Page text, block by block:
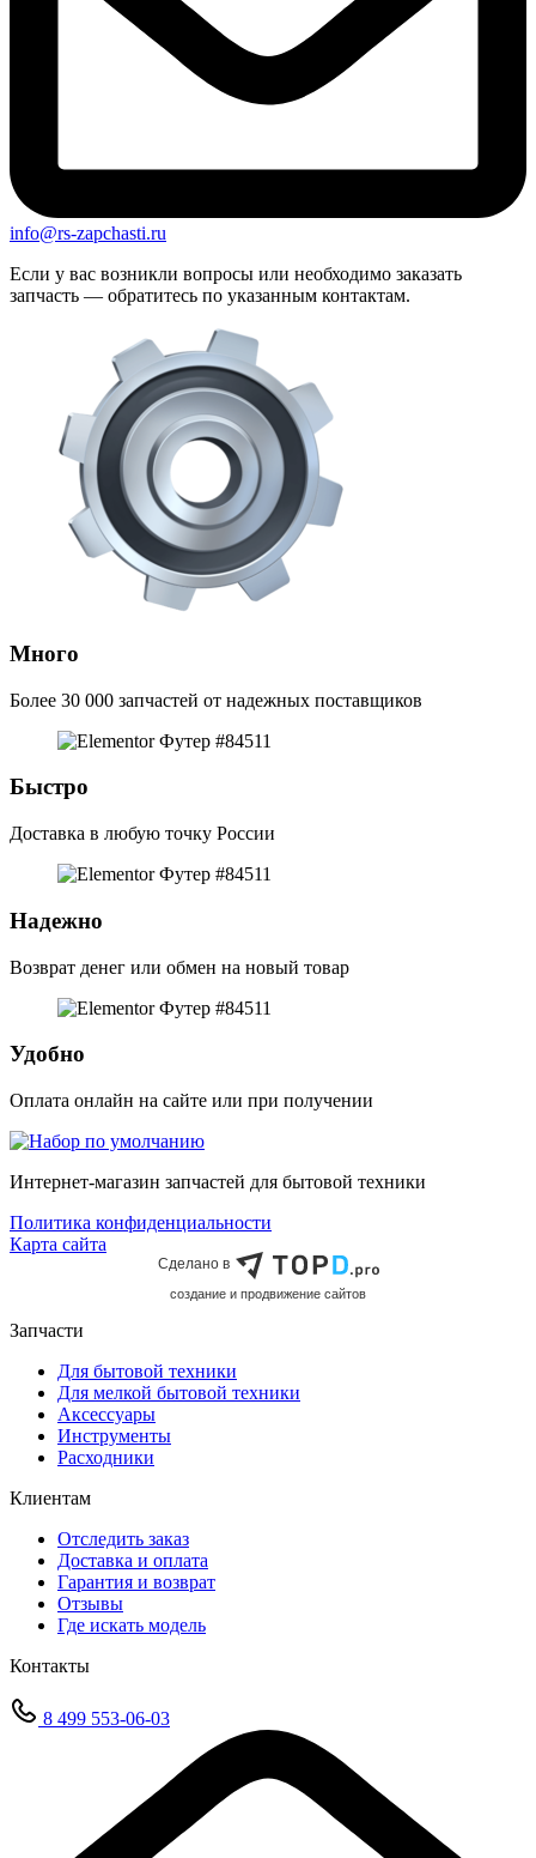
info@rs-zapchasti.ru
Если у вас возникли вопросы или необходимо заказать
запчасть — обратитесь по указанным контактам.
Много
Более 30 000 запчастей от надежных поставщиков
Быстро
Доставка в любую точку России
Надежно
Возврат денег или обмен на новый товар
Удобно
Оплата онлайн на сайте или при получении
Интернет-магазин запчастей для бытовой техники
Политика конфиденциальности
Карта сайта
Сделано в
cоздание и продвижение сайтов
Запчасти
Для бытовой техники
Для мелкой бытовой техники
Аксессуары
Инструменты
Расходники
Клиентам
Отследить заказ
Доставка и оплата
Гарантия и возврат
Отзывы
Где искать модель
Контакты
8 499 553-06-03